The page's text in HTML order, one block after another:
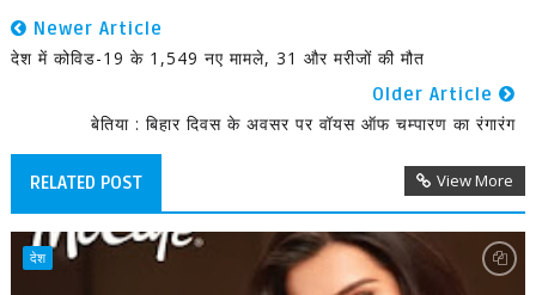
Newer Article
देश में कोविड-19 के 1,549 नए मामले, 31 और मरीजों की मौत
Older Article
बेतिया : बिहार दिवस के अवसर पर वॉयस ऑफ चम्पारण का रंगारंग
RELATED POST View More
देश